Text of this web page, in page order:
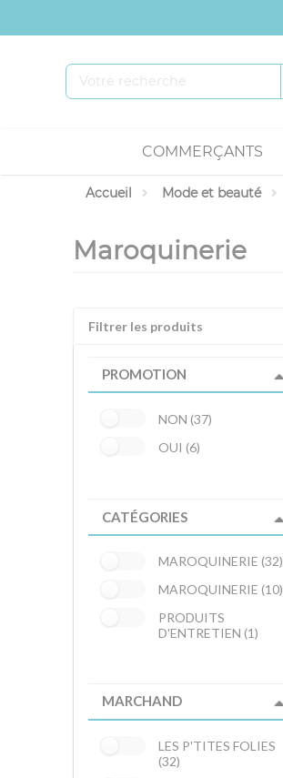
COMMERÇANTS
Accueil Mode et beauté
Maroquinerie
Filtrer les produits
PROMOTION
NON (37)
OUI (6)
CATÉGORIES
MAROQUINERIE (32)
MAROQUINERIE (10)
PRODUITS
D'ENTRETIEN (1)
MARCHAND
LES P'TITES FOLIES
(32)